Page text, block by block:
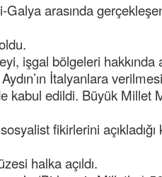
arasında
işgal bölgeleri
İtalyanlara verilmesi
kabul edildi. Büyük Millet
fikirlerini
halka açıldı.